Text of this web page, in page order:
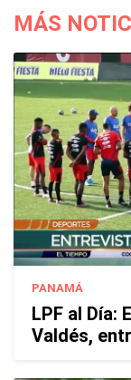
MÁS
PANAMÁ
LPF al Día:
Valdés,